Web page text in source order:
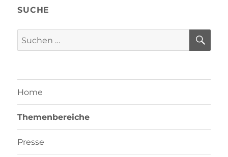
SUCHE
Suchen
nach:
Home
Themenbereiche
Presse